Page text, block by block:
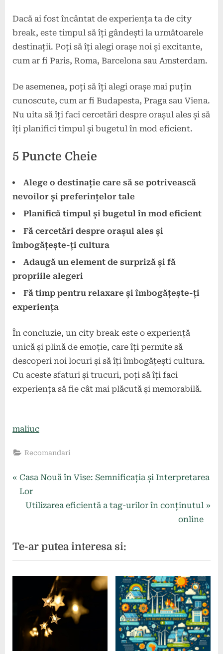
Dacă ai fost încântat de experiența ta de city
break, este timpul să îți gândești la următoarele
destinații. Poți să îți alegi orașe noi și excitante,
cum ar fi Paris, Roma, Barcelona sau Amsterdam.
De asemenea, poți să îți alegi orașe mai puțin
cunoscute, cum ar fi Budapesta, Praga sau Viena.
Nu uita să îți faci cercetări despre orașul ales și să
îți planifici timpul și bugetul în mod eficient.
5 Puncte Cheie
Alege o destinație care să se potrivească
nevoilor și preferințelor tale
Planifică timpul și bugetul în mod eficient
Fă cercetări despre orașul ales și
îmbogățește-ți cultura
Adaugă un element de surpriză și fă
propriile alegeri
Fă timp pentru relaxare și îmbogățește-ți
experiența
În concluzie, un city break este o experiență
unică și plină de emoție, care îți permite să
descoperi noi locuri și să îți îmbogățești cultura.
Cu aceste sfaturi și trucuri, poți să îți faci
experiența să fie cât mai plăcută și memorabilă.
maliuc
Recomandari
Navigare
în
P
r
o
u
s
Casa Nouă în Vise: Semnificația și Interpretarea
Lor
N
t
P
o
Utilizarea eficientă a tag-urilor în conținutul
online
Te-ar putea interesa si: